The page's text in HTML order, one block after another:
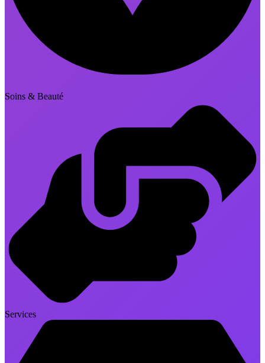
Soins & Beauté
Services